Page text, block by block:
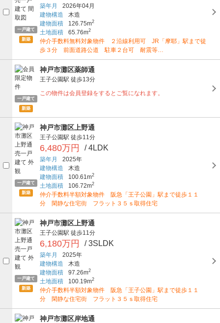
一戸建て
新築
築年月
2026年04月
建物構造
木造
建物面積
126.75m2
土地面積 65.76m2
仲介手数料無料対象物件 ２沿線利用可 JR「摩耶」駅まで徒
歩３分 前面道路公道 駐車２台可 耐震等…
一戸建て
新築
神戸市灘区薬師通
王子公園駅 徒歩13分
この物件は会員登録をするとご覧になれます。
一戸建て
新築
神戸市灘区上野通
王子公園駅 徒歩11分
6,480万円 / 4LDK
築年月
2025年
建物構造
木造
建物面積
100.61m2
土地面積 106.72m2
仲介手数料半額対象物件 阪急「王子公園」駅まで徒歩１１
分 閑静な住宅街 フラット３５ｓ取得住宅
一戸建て
新築
神戸市灘区上野通
王子公園駅 徒歩11分
6,180万円 / 3SLDK
築年月
2025年
建物構造
木造
建物面積
97.26m2
土地面積 100.19m2
仲介手数料半額対象物件 阪急「王子公園」駅まで徒歩１１
分 閑静な住宅街 フラット３５ｓ取得住宅
神戸市灘区岸地通